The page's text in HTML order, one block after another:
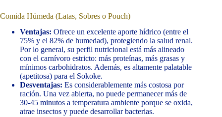
Comida Húmeda (Latas, Sobres o Pouch)
Ventajas: Ofrece un excelente aporte hídrico (entre el
75% y el 82% de humedad), protegiendo la salud renal.
Por lo general, su perfil nutricional está más alineado
con el carnívoro estricto: más proteínas, más grasas y
mínimos carbohidratos. Además, es altamente palatable
(apetitosa) para el Sokoke.
Desventajas: Es considerablemente más costosa por
ración. Una vez abierta, no puede permanecer más de
30-45 minutos a temperatura ambiente porque se oxida,
atrae insectos y puede desarrollar bacterias.